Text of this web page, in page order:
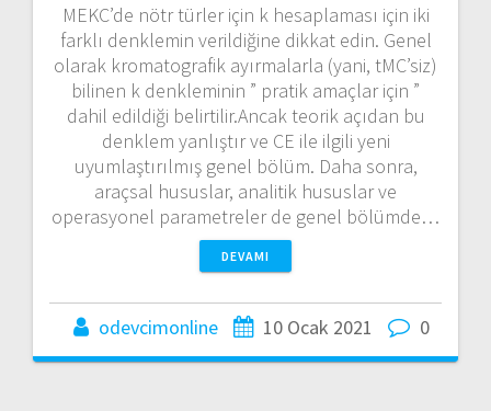
MEKC’de nötr türler için k hesaplaması için iki
farklı denklemin verildiğine dikkat edin. Genel
olarak kromatografik ayırmalarla (yani, tMC’siz)
bilinen k denkleminin ” pratik amaçlar için ”
dahil edildiği belirtilir.Ancak teorik açıdan bu
denklem yanlıştır ve CE ile ilgili yeni
uyumlaştırılmış genel bölüm. Daha sonra,
araçsal hususlar, analitik hususlar ve
operasyonel parametreler de genel bölümde…
DEVAMI
odevcimonline 10 Ocak 2021 0